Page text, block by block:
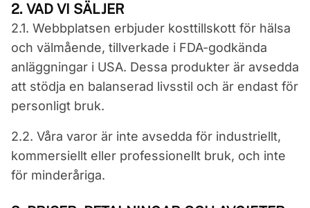
2. VAD VI SÄLJER
2.1. Webbplatsen erbjuder kosttillskott för hälsa
och välmående, tillverkade i FDA-godkända
anläggningar i USA. Dessa produkter är avsedda
att stödja en balanserad livsstil och är endast för
personligt bruk.
2.2. Våra varor är inte avsedda för industriellt,
kommersiellt eller professionellt bruk, och inte
för minderåriga.